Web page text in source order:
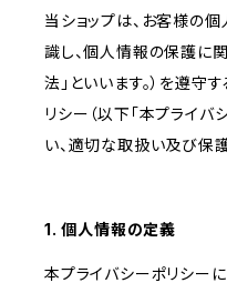
当ショップは、お客様の
識し、個人情報の保護に
法」といいます。）を遵守
リシー（以下「本プライバ
い、適切な取扱い及び保
1. 個人情報の定義
本プライバシーポリシー